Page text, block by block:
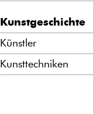
Kunstgeschichte
Künstler
Kunsttechniken